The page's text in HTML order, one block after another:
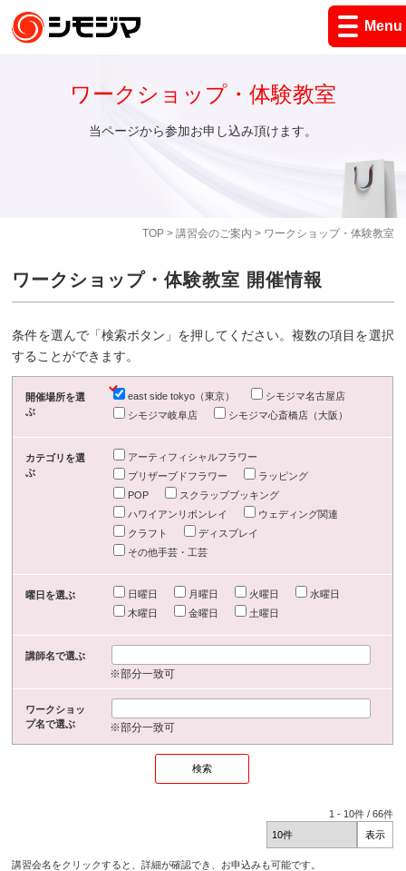
Menu
TOP> 講習会のご案内 > ワークショップ・体験教室
ワークショップ・体験教室
当ページから参加お申し込み頂けます。
ワークショップ・体験教室 開催情報
条件を選んで「検索ボタン」を押してください。複数の項目を選択
することができます。
開催場所を選
ぶ
east side tokyo（東京）
シモジマ名古屋店
シモジマ岐阜店
シモジマ心斎橋店（大阪）
カテゴリを選
ぶ
アーティフィシャルフラワー
プリザーブドフラワー
ラッピング
POP
スクラップブッキング
ハワイアンリボンレイ
ウェディング関連
クラフト
ディスプレイ
その他手芸・工芸
曜日を選ぶ 日曜日 月曜日 火曜日
水曜日
木曜日
金曜日 土曜日
講師名で選ぶ
※部分一致可
ワークショッ
プ名で選ぶ
※部分一致可
1 - 10件 /66件
講習会名をクリックすると、詳細が確認でき、お申込みも可能です。